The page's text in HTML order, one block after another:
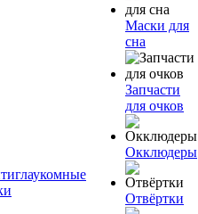
Маски для
сна
Запчасти
для очков
Окклюдеры
Отвёртки